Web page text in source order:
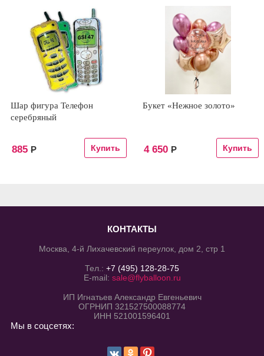
Шар фигура Телефон
серебряный
885 Р
Букет «Нежное золото»
4 650 Р
КОНТАКТЫ
Москва, 4-й Лихачевский переулок, дом 2, стр 1
Тел.: +7 (495) 128-28-75
E-mail: sale@flyballoon.ru
ИП Игнатьев Александр Евгеньевич
ОГРНИП 321527500088774
ИНН 521001596401
Мы в соцсетях: